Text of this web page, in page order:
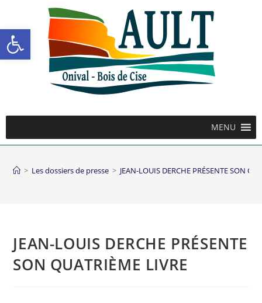
Ouvrir la barre d’outils
MENU
> Les dossiers de presse > JEAN-LOUIS DERCHE PRÉSENTE SON
JEAN-LOUIS DERCHE PRÉSENTE
SON QUATRIÈME LIVRE